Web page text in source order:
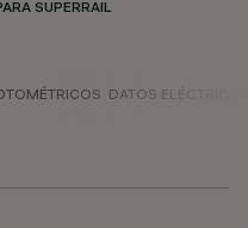
SUPERRAIL
DATOS